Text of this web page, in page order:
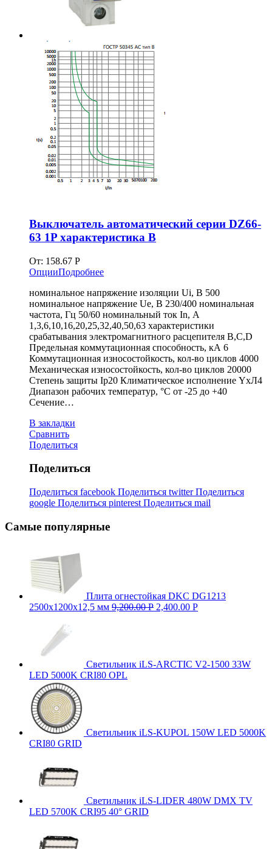
Выключатель автоматический серии DZ66-
63 1P характеристика В
От: 158.67 Р
ОпцииПодробнее
номинальное напряжение изоляции Ui, В 500
номинальное напряжение Ue, В 230/400 номинальная
частота, Гц 50/60 номинальный ток In, А
1,3,6,10,16,20,25,32,40,50,63 характеристики
срабатывания электромагнитного расцепителя B,C,D
Предельная коммутационная способность, кА 6
Коммутационная износостойкость, кол-во циклов 4000
Механическая износостойкость, кол-во циклов 20000
Степень защиты Ip20 Климатическое исполнение YxЛ4
Диапазон рабочих температур, °С от -25 до +40
Сечение…
В закладки
Сравнить
Поделиться
Поделиться
Поделиться facebook Поделиться twitterПоделиться
google Поделиться pinterest Поделиться mail
Самые популярные
Плита огнестойкая DKC DG1213
2500х1200х12,5 мм 9,200.00Р 2,400.00 Р
Светильник iLS-ARCTIC V2-1500 33W
LED 5000K CRI80 OPL
Светильник iLS-KUPOL 150W LED 5000K
CRI80 GRID
Светильник iLS-LIDER 480W DMX TV
LED 5700K CRI95 40° GRID